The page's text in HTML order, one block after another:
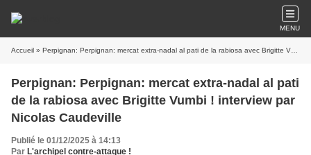
MENU
Accueil » Perpignan: Perpignan: mercat extra-nadal al pati de la rabiosa avec Brigitte Vumbi ! interview par Nicolas Caudeville
Perpignan: Perpignan: mercat extra-nadal al pati
de la rabiosa avec Brigitte Vumbi ! interview par
Nicolas Caudeville
Publié le 01/12/2025 à 14:13
Par L'archipel contre-attaque !